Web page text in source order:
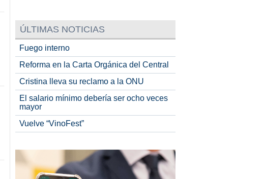
ÚLTIMAS NOTICIAS
Fuego interno
Reforma en la Carta Orgánica del Central
Cristina lleva su reclamo a la ONU
El salario mínimo debería ser ocho veces
mayor
Vuelve “VinoFest”